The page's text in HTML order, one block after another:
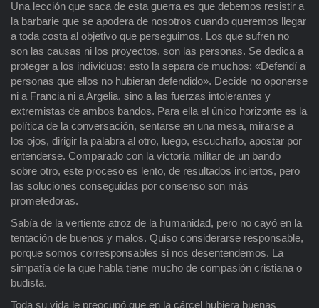
Una lección que saca de esta guerra es que debemos resistir a
la barbarie que se apodera de nosotros cuando queremos llegar
a toda costa al objetivo que perseguimos. Los que sufren no
son las causas ni los proyectos, son las personas. Se dedica a
proteger a los individuos; esto la separa de muchos: «Defendí a
personas que ellos no hubieran defendido». Decide no oponerse
ni a Francia ni a Argelia, sino a las fuerzas intolerantes y
extremistas de ambos bandos. Para ella el único horizonte es la
política de la conversación, sentarse en una mesa, mirarse a
los ojos, dirigir la palabra al otro, luego, escucharlo, apostar por
entenderse. Comparado con la victoria militar de un bando
sobre otro, este proceso es lento, de resultados inciertos, pero
las soluciones conseguidas por consenso son más
prometedoras.
Sabía de la vertiente atroz de la humanidad, pero no cayó en la
tentación de buenos y malos. Quiso considerarse responsable,
porque somos corresponsables si nos desentendemos. La
simpatía de la que habla tiene mucho de compasión cristiana o
budista.
Toda su vida le preocupó que en la cárcel hubiera buenas